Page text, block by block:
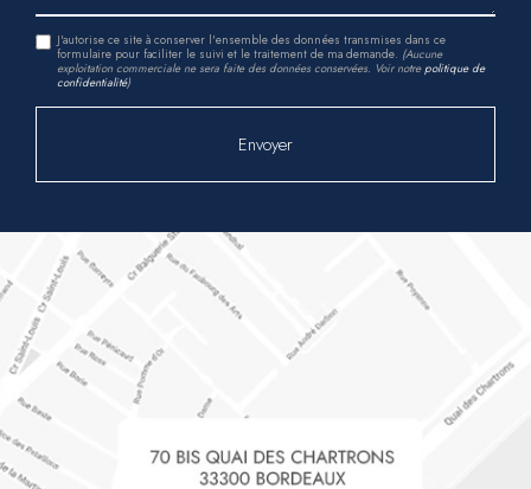
J'autorise ce site à conserver l'ensemble des données transmises dans ce
formulaire pour faciliter le suivi et le traitement de ma demande. (Aucune
exploitation commerciale ne sera faite des données conservées. Voir notrepolitique de
confidentialité)